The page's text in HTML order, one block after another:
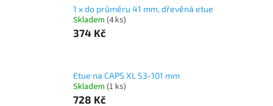
1 x do průměru 41 mm, dřevěná etue
Skladem (4 ks)
374 Kč
Etue na CAPS XL 53-101 mm
Skladem (1 ks)
728 Kč